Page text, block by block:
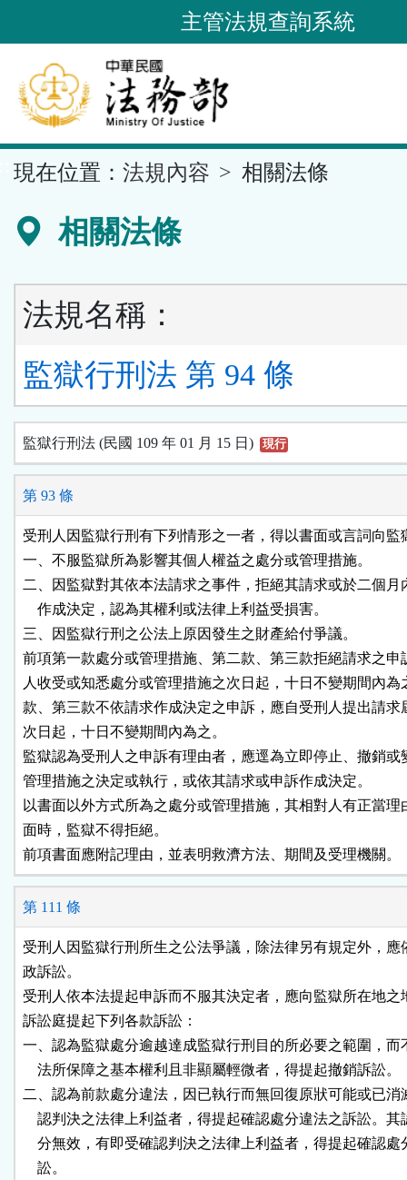
到
要
內
容
區
主管法規查詢系統
現在位置： 法規內容 相關法條
相關法條
法規名稱：
監獄行刑法 第 94 條
監獄行刑法 (民國 109 年 01 月 15 日) 現行
第 93 條
受刑人因監獄行刑有下列情形之一者，得以書面或言詞向監
一、不服監獄所為影響其個人權益之處分或管理措施。
二、因監獄對其依本法請求之事件，拒絕其請求或於二個月
    作成決定，認為其權利或法律上利益受損害。
三、因監獄行刑之公法上原因發生之財產給付爭議。
前項第一款處分或管理措施、第二款、第三款拒絕請求之申
人收受或知悉處分或管理措施之次日起，十日不變期間內為
款、第三款不依請求作成決定之申訴，應自受刑人提出請求
次日起，十日不變期間內為之。
監獄認為受刑人之申訴有理由者，應逕為立即停止、撤銷或
管理措施之決定或執行，或依其請求或申訴作成決定。
以書面以外方式所為之處分或管理措施，其相對人有正當理
面時，監獄不得拒絕。
前項書面應附記理由，並表明救濟方法、期間及受理機關。
第 111 條
受刑人因監獄行刑所生之公法爭議，除法律另有規定外，應
政訴訟。
受刑人依本法提起申訴而不服其決定者，應向監獄所在地之
訴訟庭提起下列各款訴訟：
一、認為監獄處分逾越達成監獄行刑目的所必要之範圍，而
    法所保障之基本權利且非顯屬輕微者，得提起撤銷訴訟。
二、認為前款處分違法，因已執行而無回復原狀可能或已消
認判決之法律上利益者，得提起確認處分違法之訴訟。其
分無效，有即受確認判決之法律上利益者，得提起確認處
    訟。